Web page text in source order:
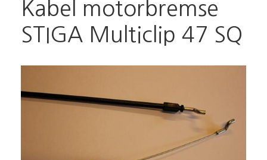
Kabel motorbremse
STIGA Multiclip 47 SQ